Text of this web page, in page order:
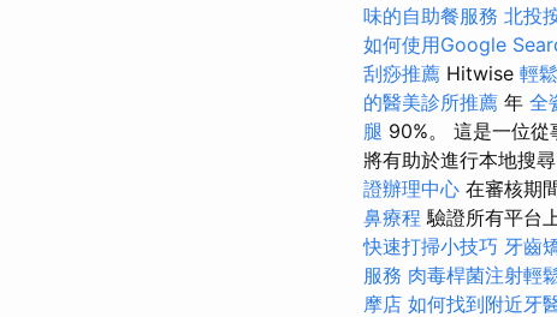
味的自助餐服務 北投
如何使用Google
刮痧推薦 Hitwise 輕
的醫美診所推薦 年 全
腿 90%。 這是一位從
將有助於進行本地搜
證辦理中心 在審核期
鼻療程 驗證所有平台
快速打掃小技巧 牙齒
服務 肉毒桿菌注射輕
摩店 如何找到附近牙